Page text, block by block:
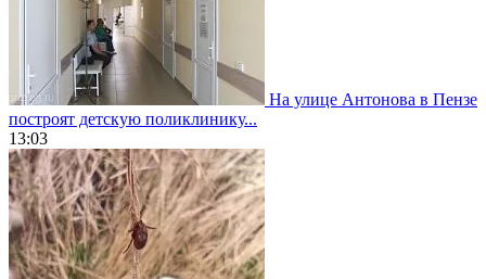
На улице Антонова в Пензе
построят детскую поликлинику...
13:03